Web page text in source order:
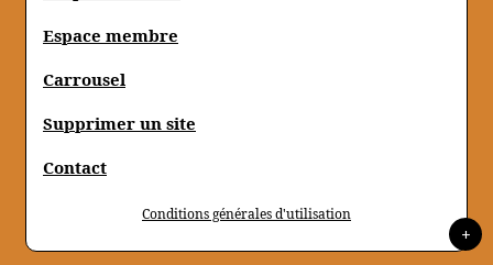
Espace membre
Carrousel
Supprimer un site
Contact
Conditions générales d'utilisation
+